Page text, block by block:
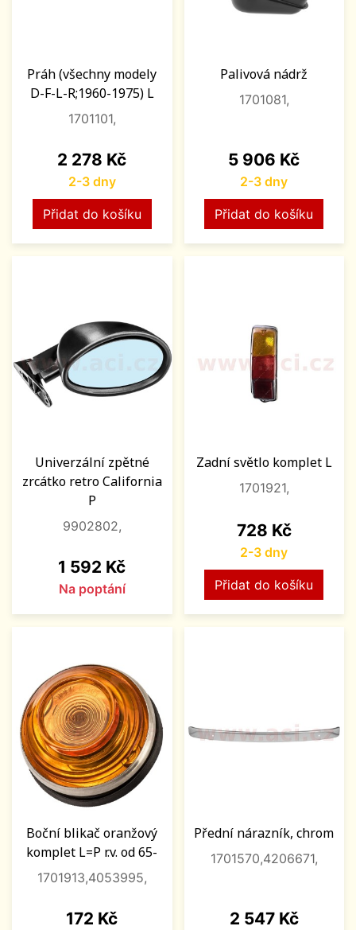
Práh (všechny modely
D-F-L-R;1960-1975) L
1701101,
Cena
2 278 Kč
2-3 dny
Přidat do košíku
Palivová nádrž
1701081,
Cena
5 906 Kč
2-3 dny
Přidat do košíku
Univerzální zpětné
zrcátko retro California
P
9902802,
Cena
1 592 Kč
Na poptání
Zadní světlo komplet L
1701921,
Cena
728 Kč
2-3 dny
Přidat do košíku
Boční blikač oranžový
komplet L=P r.v. od 65-
1701913,4053995,
Cena
172 Kč
Přední nárazník, chrom
1701570,4206671,
Cena
2 547 Kč